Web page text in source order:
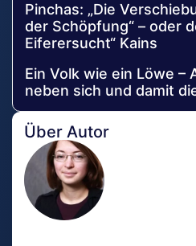
Pinchas: „Die
der Schöpfung“ – oder
Eiferersucht“ Kains
Ein Volk wie ein Löwe –
neben sich und damit
Über Autor